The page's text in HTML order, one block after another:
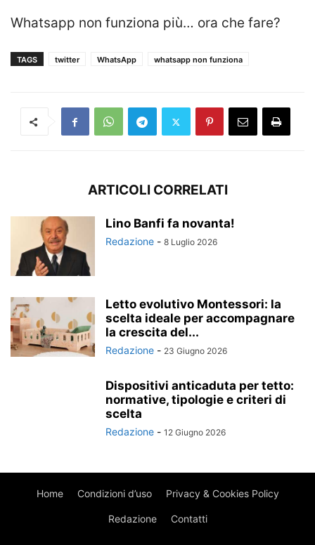
Whatsapp non funziona più… ora che fare?
TAGS twitter WhatsApp whatsapp non funziona
ARTICOLI CORRELATI
Lino Banfi fa novanta!
Redazione - 8 Luglio 2026
Letto evolutivo Montessori: la
scelta ideale per accompagnare
la crescita del...
Redazione - 23 Giugno 2026
Dispositivi anticaduta per tetto:
normative, tipologie e criteri di
scelta
Redazione - 12 Giugno 2026
Home Condizioni d’uso Privacy & Cookies Policy
Redazione Contatti